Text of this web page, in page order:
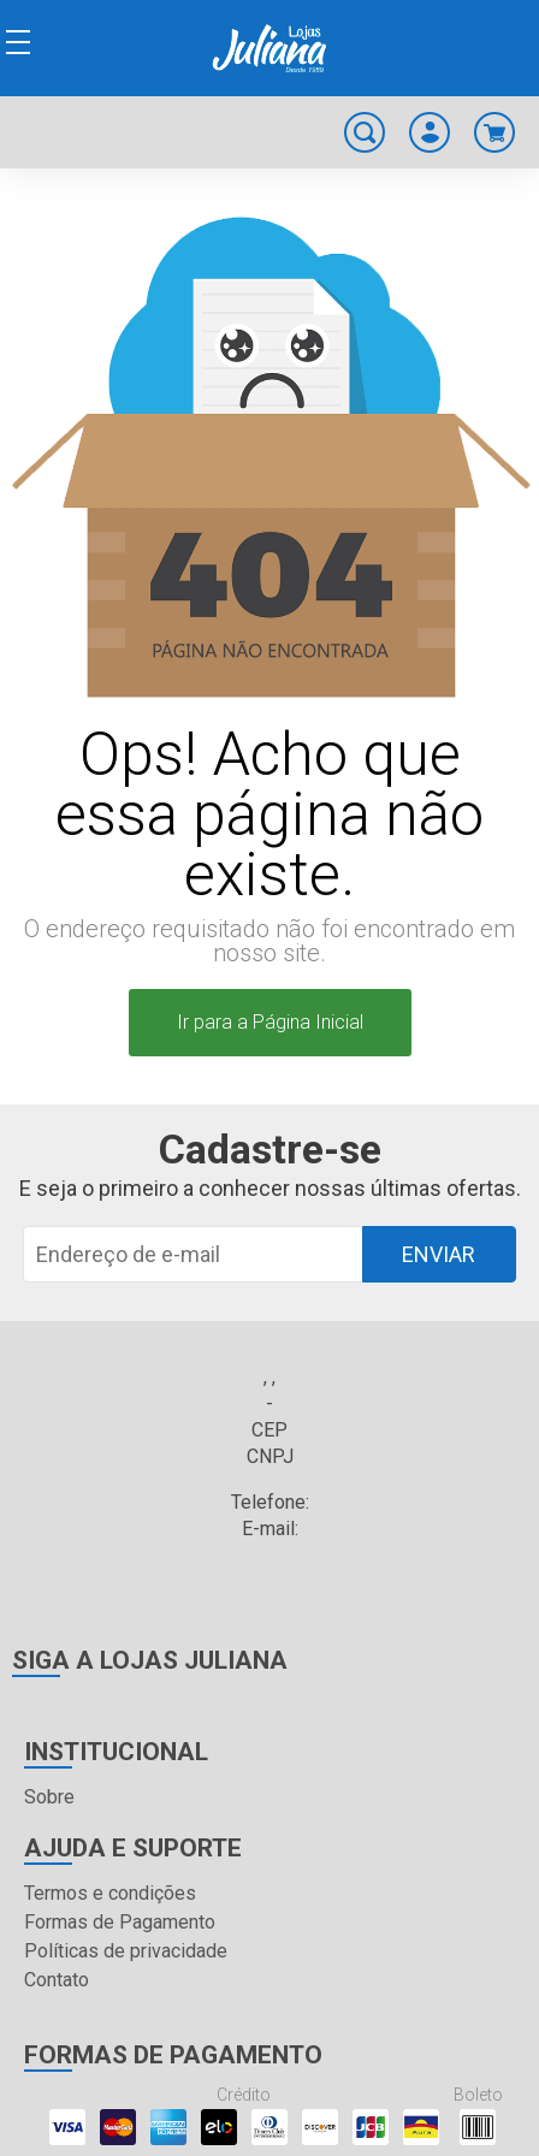
Ops! Acho que
essa página não
existe.
O endereço requisitado não foi encontrado em
nosso site.
Ir para a Página Inicial
Cadastre-se
E seja o primeiro a conhecer nossas últimas ofertas.
ENVIAR
, ,
-
CEP
CNPJ
Telefone:
E-mail:
SIGA A LOJAS JULIANA
INSTITUCIONAL
Sobre
AJUDA E SUPORTE
Termos e condições
Formas de Pagamento
Políticas de privacidade
Contato
FORMAS DE PAGAMENTO
Crédito Boleto